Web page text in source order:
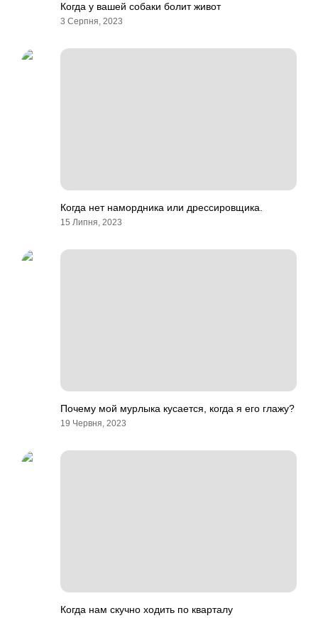
Когда у вашей собаки болит живот
3 Серпня, 2023
Когда нет намордника или дрессировщика.
15 Липня, 2023
Почему мой мурлыка кусается, когда я его глажу?
19 Червня, 2023
Когда нам скучно ходить по кварталу